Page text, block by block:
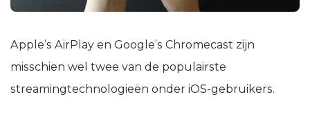
Apple’s AirPlay en Google’s Chromecast zijn
misschien wel twee van de populairste
streamingtechnologieën onder iOS-gebruikers.